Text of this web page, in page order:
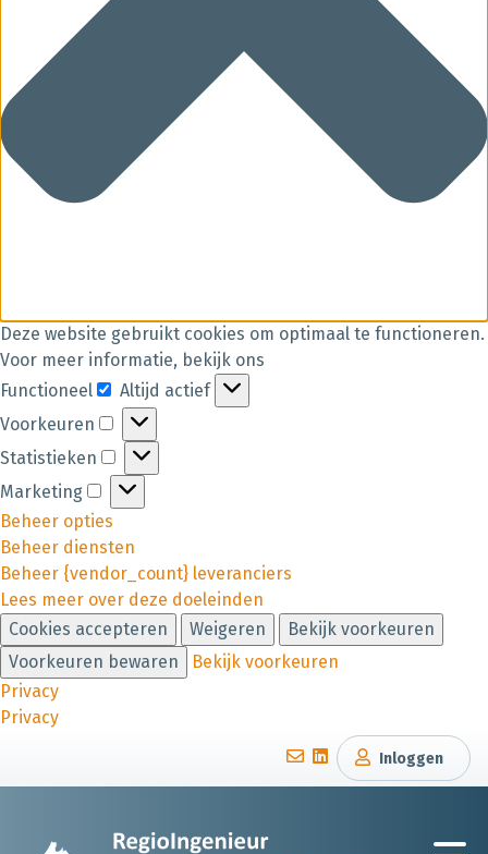
Deze website gebruikt cookies om optimaal te functioneren.
Voor meer informatie, bekijk ons
Functioneel
Altijd actief
Voorkeuren
Statistieken
Marketing
Beheer opties
Beheer diensten
Beheer {vendor_count} leveranciers
Lees meer over deze doeleinden
Cookies accepteren
Weigeren
Bekijk voorkeuren
Voorkeuren bewaren
Bekijk voorkeuren
Privacy
Privacy
Inloggen